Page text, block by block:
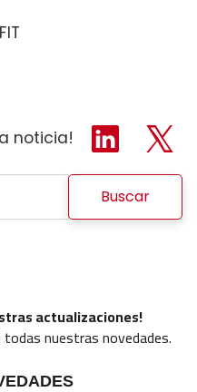
noticia!
actualizaciones!
nuestras novedades.